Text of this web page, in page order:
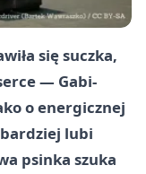
się suczka,
— Gabi-
o energicznej
lubi
psinka szuka